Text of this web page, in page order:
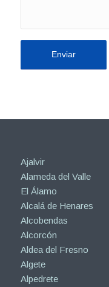
Ajalvir
Alameda del Valle
El Álamo
Alcalá de Henares
Alcobendas
Alcorcón
Aldea del Fresno
Algete
Alpedrete